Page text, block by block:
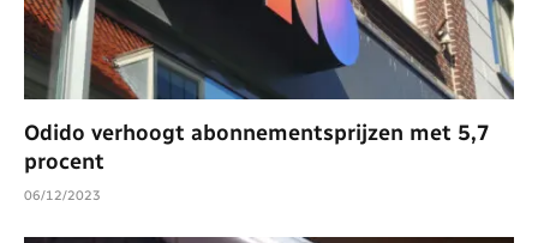
Odido verhoogt abonnementsprijzen met 5,7
procent
06/12/2023